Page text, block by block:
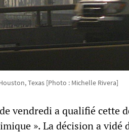
Texas [Photo : Michelle Rivera]
de vendredi a qualifié cette
». La décision a vidé